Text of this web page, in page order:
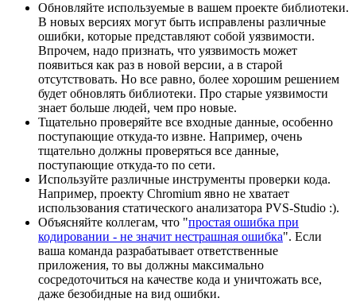
Обновляйте используемые в вашем проекте библиотеки.
В новых версиях могут быть исправлены различные
ошибки, которые представляют собой уязвимости.
Впрочем, надо признать, что уязвимость может
появиться как раз в новой версии, а в старой
отсутствовать. Но все равно, более хорошим решением
будет обновлять библиотеки. Про старые уязвимости
знает больше людей, чем про новые.
Тщательно проверяйте все входные данные, особенно
поступающие откуда-то извне. Например, очень
тщательно должны проверяться все данные,
поступающие откуда-то по сети.
Используйте различные инструменты проверки кода.
Например, проекту Chromium явно не хватает
использования статического анализатора PVS-Studio :).
Объясняйте коллегам, что "простая ошибка при
кодировании - не значит нестрашная ошибка". Если
ваша команда разрабатывает ответственные
приложения, то вы должны максимально
сосредоточиться на качестве кода и уничтожать все,
даже безобидные на вид ошибки.